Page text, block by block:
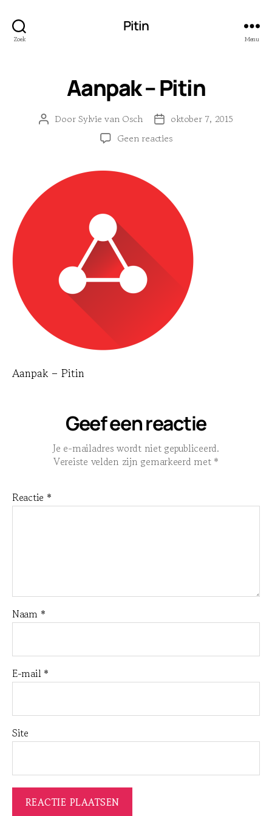
Zoek
Pitin
Menu
Aanpak – Pitin
Berichtauteur
DoorSylvie van Osch Berichtdatum
oktober 7, 2015
Geen reactiesop
Aanpak – Pitin
Geef een reactie
Je e-mailadres wordt niet gepubliceerd.
Vereiste velden zijn gemarkeerd met *
Reactie *
Naam *
E-mail *
Site